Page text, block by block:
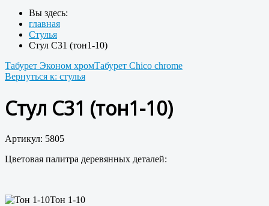
Вы здесь:
главная
Стулья
Стул С31 (тон1-10)
Табурет Эконом хромТабурет Chico chrome
Вернуться к: стулья
Стул С31 (тон1-10)
Артикул: 5805
Цветовая палитра деревянных деталей:
Тон 1-10